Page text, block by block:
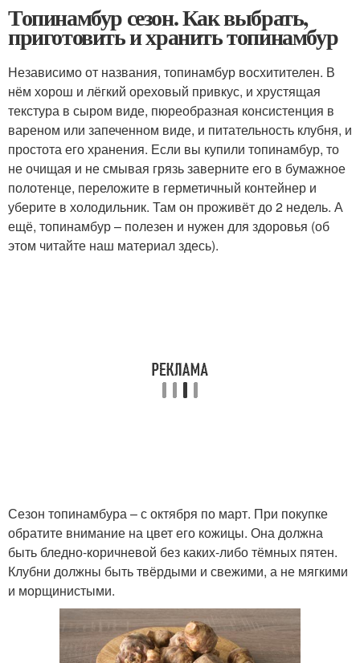
Топинамбур сезон. Как выбрать,
приготовить и хранить топинамбур
Независимо от названия, топинамбур восхитителен. В
нём хорош и лёгкий ореховый привкус, и хрустящая
текстура в сыром виде, пюреобразная консистенция в
вареном или запеченном виде, и питательность клубня, и
простота его хранения. Если вы купили топинамбур, то
не очищая и не смывая грязь заверните его в бумажное
полотенце, переложите в герметичный контейнер и
уберите в холодильник. Там он проживёт до 2 недель. А
ещё, топинамбур – полезен и нужен для здоровья (об
этом читайте наш материал здесь).
Сезон топинамбура – с октября по март. При покупке
обратите внимание на цвет его кожицы. Она должна
быть бледно-коричневой без каких-либо тёмных пятен.
Клубни должны быть твёрдыми и свежими, а не мягкими
и морщинистыми.